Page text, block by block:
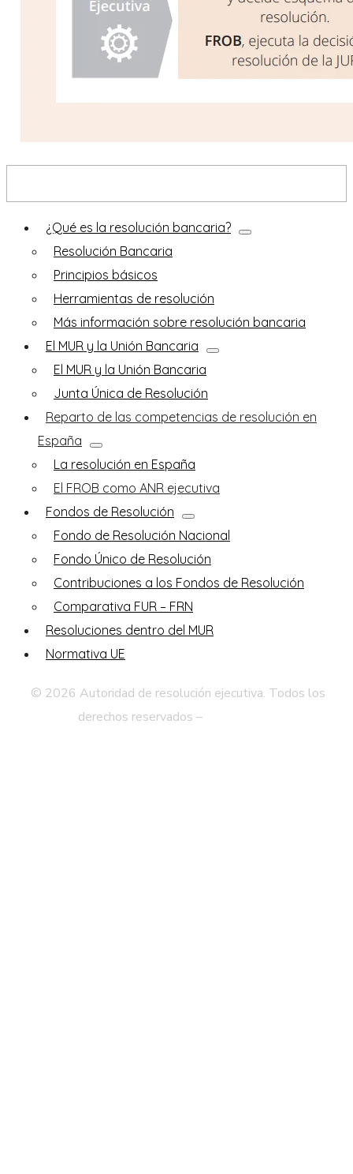
¿Qué es la resolución bancaria?
Resolución Bancaria
Principios básicos
Herramientas de resolución
Más información sobre resolución bancaria
El MUR y la Unión Bancaria
El MUR y la Unión Bancaria
Junta Única de Resolución
Reparto de las competencias de resolución en
España
La resolución en España
El FROB como ANR ejecutiva
Fondos de Resolución
Fondo de Resolución Nacional
Fondo Único de Resolución
Contribuciones a los Fondos de Resolución
Comparativa FUR – FRN
Resoluciones dentro del MUR
Normativa UE
© 2026 Autoridad de resolución ejecutiva. Todos los
derechos reservados –